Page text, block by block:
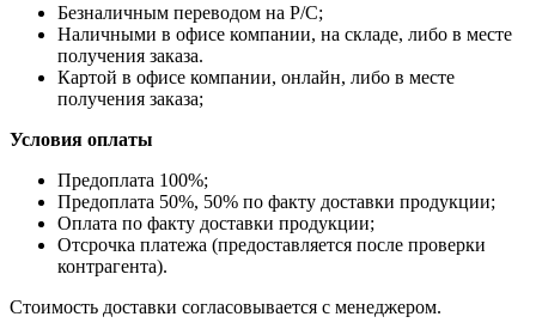
Безналичным переводом на Р/С;
Наличными в офисе компании, на складе, либо в месте
получения заказа.
Картой в офисе компании, онлайн, либо в месте
получения заказа;
Условия оплаты
Предоплата 100%;
Предоплата 50%, 50% по факту доставки продукции;
Оплата по факту доставки продукции;
Отсрочка платежа (предоставляется после проверки
контрагента).
Стоимость доставки согласовывается с менеджером.